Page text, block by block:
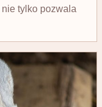
tylko pozwala